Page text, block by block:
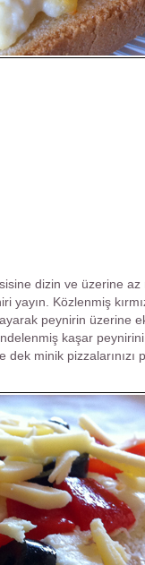
dizin ve üzerine az
yayın. Közlenmiş
peynirin üzerine
kaşar
minik pizzalarınızı